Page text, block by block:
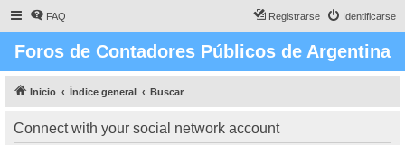
FAQ Identificarse
Registrarse
Foros de Contadores Públicos de Argentina
Inicio Índice general Buscar
Connect with your social network account